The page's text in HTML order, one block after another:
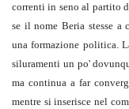
correnti in seno al partito
se il nome Beria stesse a
una formazione politica.
siluramenti un po'
ma continua a far
mentre si inserisce nel